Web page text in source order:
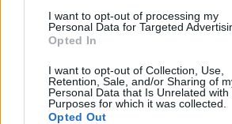
I want to opt-out of processing my
Personal Data for Targeted
Opted In
I want to opt-out of Collection, Use,
Retention, Sale, and/or Sharing of
Personal Data that Is Unrelated with
Purposes for which it was collected.
Opted Out
MATKAILU
jatkossa toinen
matkustajille tärkeä